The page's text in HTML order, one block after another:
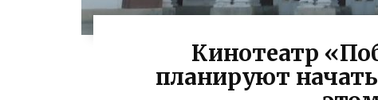
Кинотеатр
планируют